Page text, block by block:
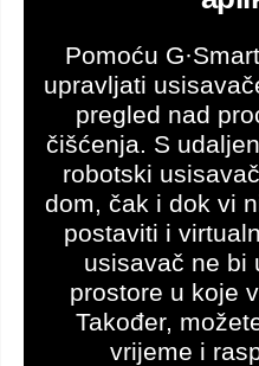
Pomoću
upravljati
pregled nad
čišćenja. S
robotski
dom, čak i dok vi
postaviti i
usisavač ne bi
prostore u koje
Također,
vrijeme i